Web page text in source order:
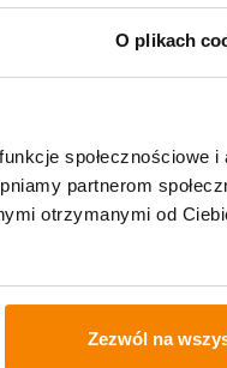
O plikach
społecznościowe i
partnerom
otrzymanymi od
Zezwól na